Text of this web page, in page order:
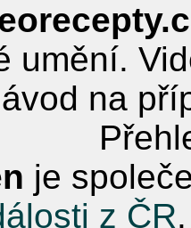
umění.
na
je
z ČR